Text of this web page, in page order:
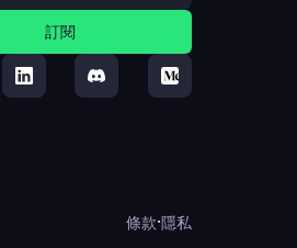
訂閱
條款·隱私